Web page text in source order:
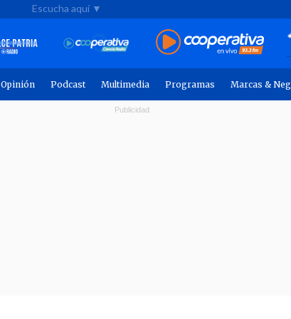
Escucha aquí ▼
Opinión Podcast Multimedia Programas Marcas &